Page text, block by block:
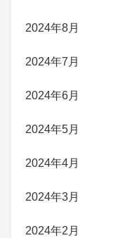
2024年8月
2024年7月
2024年6月
2024年5月
2024年4月
2024年3月
2024年2月